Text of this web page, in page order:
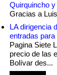
Quirquincho
Gracias a
LA dirigencia
entradas
Pagina Siete
precio de las
Bolívar des...